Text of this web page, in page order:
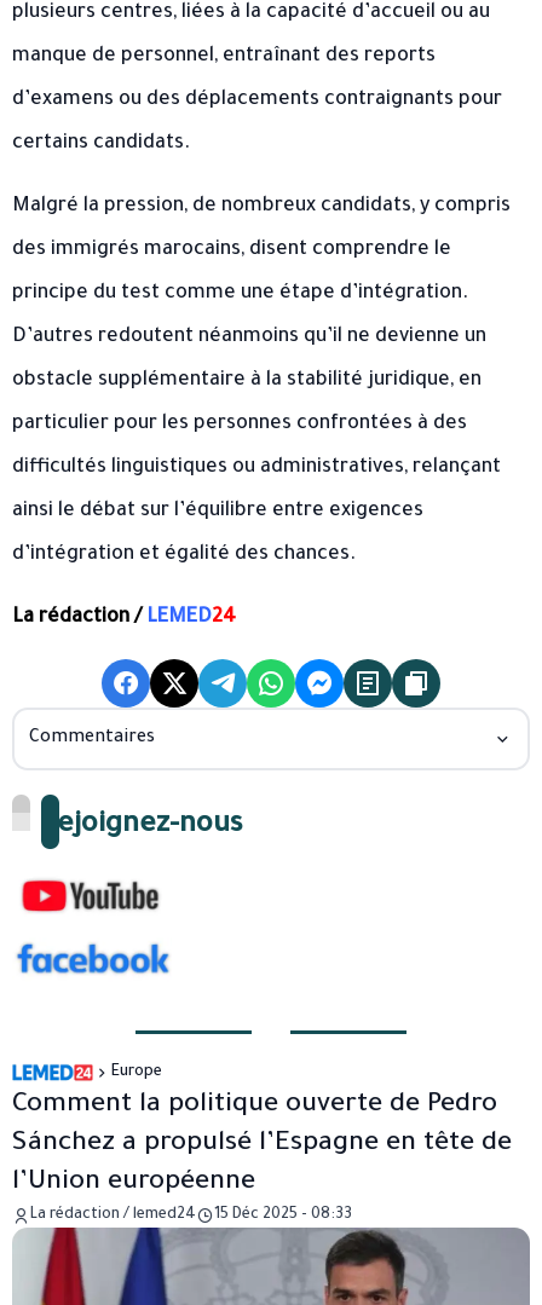
plusieurs centres, liées à la capacité d’accueil ou au
manque de personnel, entraînant des reports
d’examens ou des déplacements contraignants pour
certains candidats.
Malgré la pression, de nombreux candidats, y compris
des immigrés marocains, disent comprendre le
principe du test comme une étape d’intégration.
D’autres redoutent néanmoins qu’il ne devienne un
obstacle supplémentaire à la stabilité juridique, en
particulier pour les personnes confrontées à des
difficultés linguistiques ou administratives, relançant
ainsi le débat sur l’équilibre entre exigences
d’intégration et égalité des chances.
La rédaction / LEMED24
Commentaires
Rejoignez-nous
Europe
Comment la politique ouverte de Pedro
Sánchez a propulsé l’Espagne en tête de
l’Union européenne
La rédaction / lemed24 15 Déc 2025 - 08:33